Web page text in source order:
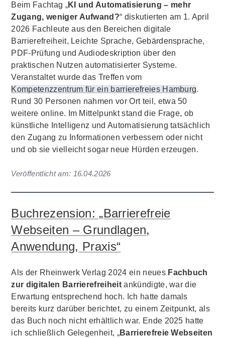
Beim Fachtag „KI und Automatisierung – mehr
Zugang, weniger Aufwand?“ diskutierten am 1. April
2026 Fachleute aus den Bereichen digitale
Barrierefreiheit, Leichte Sprache, Gebärdensprache,
PDF-Prüfung und Audiodeskription über den
praktischen Nutzen automatisierter Systeme.
Veranstaltet wurde das Treffen vom
Kompetenzzentrum für ein barrierefreies Hamburg.
Rund 30 Personen nahmen vor Ort teil, etwa 50
weitere online. Im Mittelpunkt stand die Frage, ob
künstliche Intelligenz und Automatisierung tatsächlich
den Zugang zu Informationen verbessern oder nicht
und ob sie vielleicht sogar neue Hürden erzeugen.
Veröffentlicht am: 16.04.2026
Buchrezension: „Barrierefreie
Webseiten – Grundlagen,
Anwendung, Praxis“
Als der Rheinwerk Verlag 2024 ein neues Fachbuch
zur digitalen Barrierefreiheit ankündigte, war die
Erwartung entsprechend hoch. Ich hatte damals
bereits kurz darüber berichtet, zu einem Zeitpunkt, als
das Buch noch nicht erhältlich war. Ende 2025 hatte
ich schließlich Gelegenheit, „Barrierefreie Webseiten